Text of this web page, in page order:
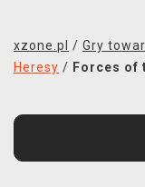
SOUNDTRACKI
xzone.pl / Gry
Heresy / Forces of